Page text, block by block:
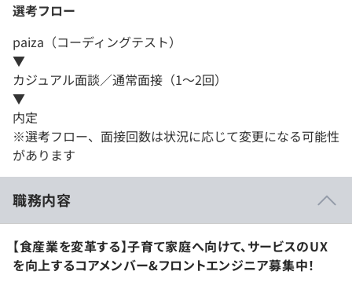
選考フロー
paiza（コーディングテスト）
▼
カジュアル面談／通常面接（1～2回）
▼
内定
※選考フロー、面接回数は状況に応じて変更になる可能性
があります
職務内容
【食産業を変革する】子育て家庭へ向けて、サービスのUX
を向上するコアメンバー&フロントエンジニア募集中！